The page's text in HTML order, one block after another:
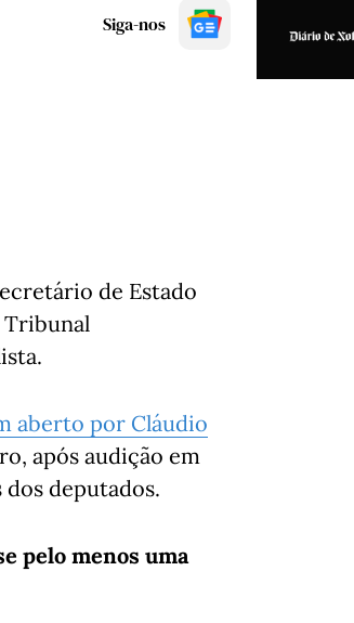
Siga-nos
de Estado
Tribunal
aberto por Cláudio
após audição em
deputados.
pelo menos uma